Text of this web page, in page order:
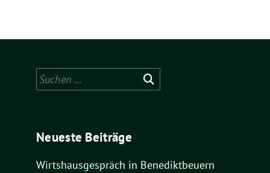
Suchen
nach:
Neueste Beiträge
Wirtshausgespräch in Benediktbeuern